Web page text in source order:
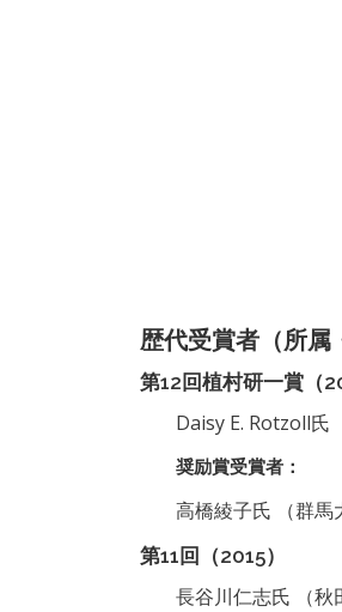
歴代受賞者（所属
第12回植村研一賞（
Daisy E. Rotzoll
奨励賞受賞者：
高橋綾子氏 （群馬
第11回（2015）
長谷川仁志氏 （秋